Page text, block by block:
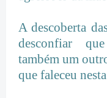
A descoberta
desconfiar
também um
que faleceu